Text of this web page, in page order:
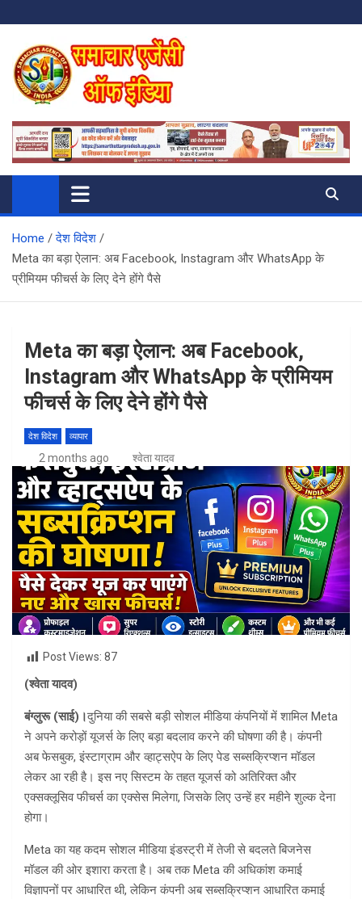
to
content
SAMACHAR AGENCY OF INDIA
My WordPress Blog
Home
देश विदेश
Meta का बड़ा ऐलान: अब Facebook, Instagram और WhatsApp के
प्रीमियम फीचर्स के लिए देने होंगे पैसे
Meta का बड़ा ऐलान: अब Facebook,
Instagram और WhatsApp के प्रीमियम
फीचर्स के लिए देने होंगे पैसे
देश विदेश व्यापार
2 months ago श्वेता यादव
Post Views: 87
(श्वेता यादव)
बंग्लुरू (साई)।दुनिया की सबसे बड़ी सोशल मीडिया कंपनियों में शामिल Meta
ने अपने करोड़ों यूजर्स के लिए बड़ा बदलाव करने की घोषणा की है। कंपनी
अब फेसबुक, इंस्टाग्राम और व्हाट्सऐप के लिए पेड सब्सक्रिप्शन मॉडल
लेकर आ रही है। इस नए सिस्टम के तहत यूजर्स को अतिरिक्त और
एक्सक्लूसिव फीचर्स का एक्सेस मिलेगा, जिसके लिए उन्हें हर महीने शुल्क देना
होगा।
Meta का यह कदम सोशल मीडिया इंडस्ट्री में तेजी से बदलते बिजनेस
मॉडल की ओर इशारा करता है। अब तक Meta की अधिकांश कमाई
विज्ञापनों पर आधारित थी, लेकिन कंपनी अब सब्सक्रिप्शन आधारित कमाई